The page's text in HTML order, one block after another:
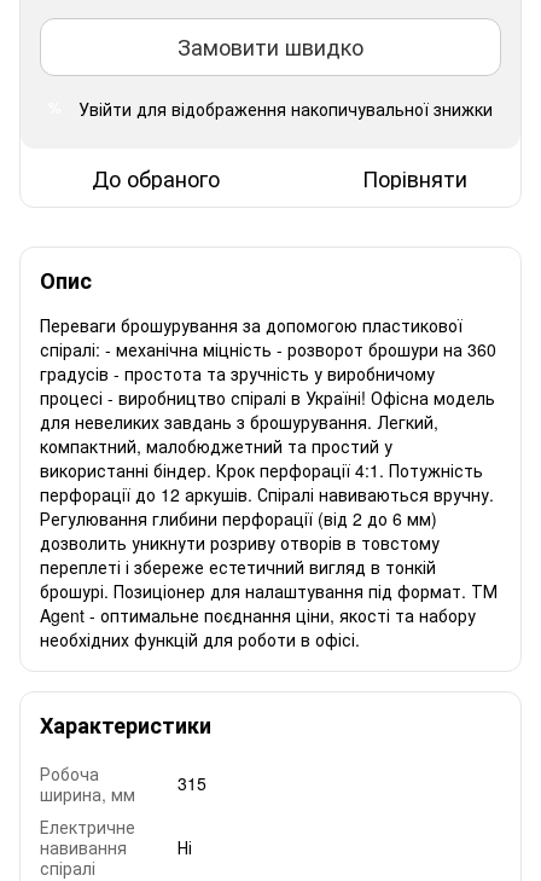
Замовити швидко
Увійти для відображення накопичувальної знижки
До обраного Порівняти
Опис
Переваги брошурування за допомогою пластикової
спіралі: - механічна міцність - розворот брошури на 360
градусів - простота та зручність у виробничому
процесі - виробництво спіралі в Україні! Офісна модель
для невеликих завдань з брошурування. Легкий,
компактний, малобюджетний та простий у
використанні біндер. Крок перфорації 4:1. Потужність
перфорації до 12 аркушів. Спіралі навиваються вручну.
Регулювання глибини перфорації (від 2 до 6 мм)
дозволить уникнути розриву отворів в товстому
переплеті і збереже естетичний вигляд в тонкій
брошурі. Позиціонер для налаштування під формат. ТМ
Agent - оптимальне поєднання ціни, якості та набору
необхідних функцій для роботи в офісі.
Характеристики
Робоча
ширина, мм
315
Електричне
навивання
спіралі
Ні